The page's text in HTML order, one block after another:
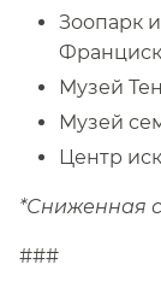
Зоопарк
Музей
Музей
Центр
*Сниженная
###